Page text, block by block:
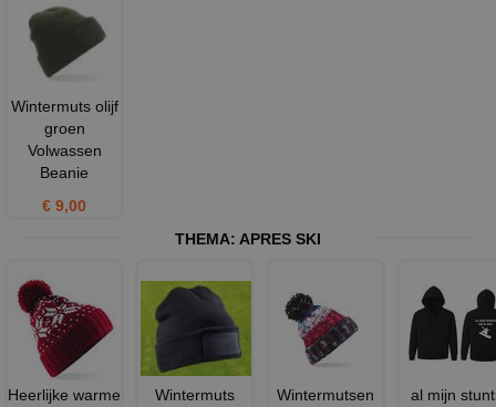
Wintermuts olijf
groen
Volwassen
Beanie
€ 9,00
THEMA: APRES SKI
Heerlijke warme
Wintermuts
Wintermutsen
al mijn